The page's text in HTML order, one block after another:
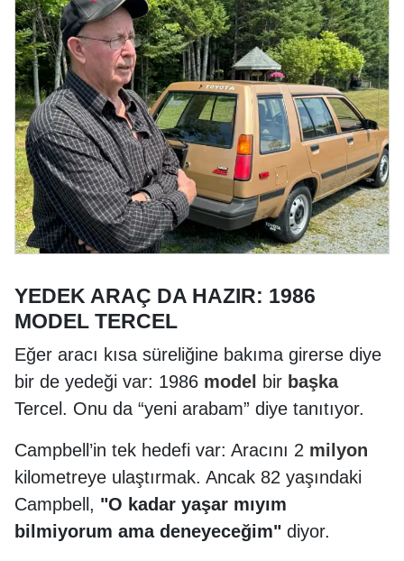
YEDEK ARAÇ DA HAZIR: 1986
MODEL TERCEL
Eğer aracı kısa süreliğine bakıma girerse diye
bir de yedeği var: 1986 model bir başka
Tercel. Onu da “yeni arabam” diye tanıtıyor.
Campbell’in tek hedefi var: Aracını 2 milyon
kilometreye ulaştırmak. Ancak 82 yaşındaki
Campbell, "O kadar yaşar mıyım
bilmiyorum ama deneyeceğim" diyor.